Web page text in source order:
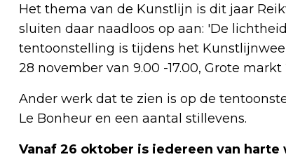
Het thema van de Kunstlijn is dit jaar
sluiten daar naadloos op aan: 'De
tentoonstelling is tijdens het
28 november van 9.00 -17.00, Grote markt
Ander werk dat te zien is op de
Le Bonheur en een aantal stillevens.
Vanaf 26 oktober is iedereen van